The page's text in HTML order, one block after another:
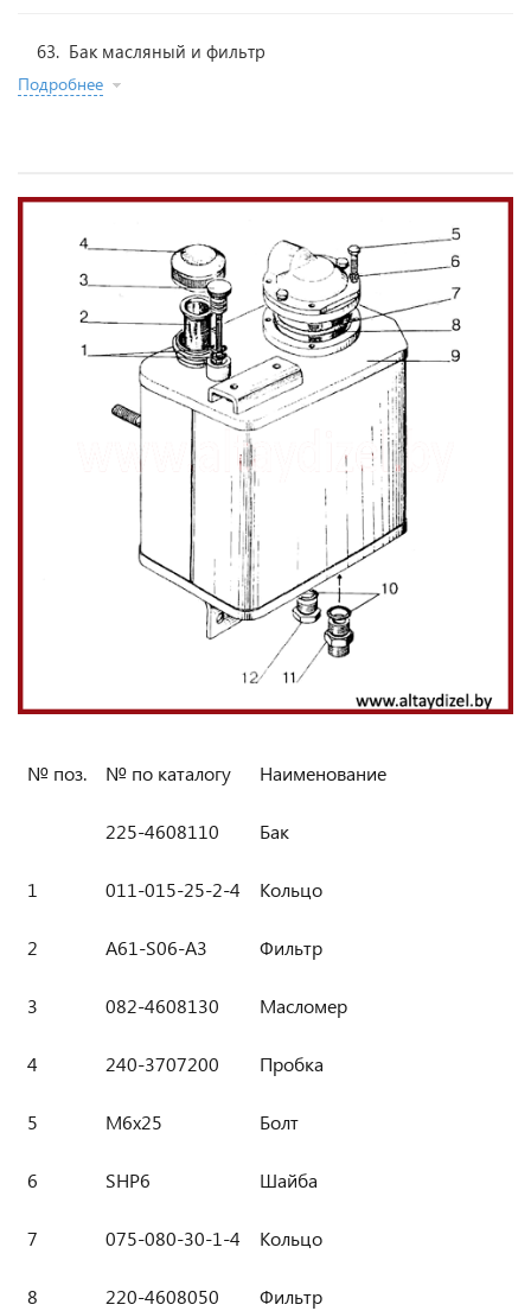
63. Бак масляный и фильтр
Подробнее
№ поз. № по каталогу Наименование
225-4608110 Бак
1 011-015-25-2-4 Кольцо
2 A61-S06-A3 Фильтр
3 082-4608130 Масломер
4 240-3707200 Пробка
5 М6х25 Болт
6 SHP6 Шайба
7 075-080-30-1-4 Кольцо
8 220-4608050 Фильтр